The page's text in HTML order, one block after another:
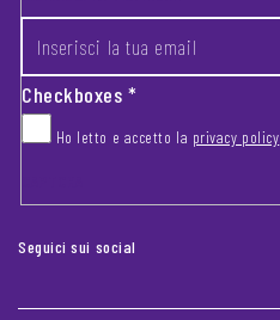
Checkboxes*
Ho letto e accetto la privacy policy
Seguici sui social